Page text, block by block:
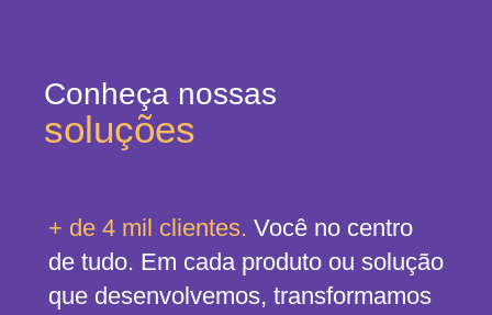
Conheça nossas
soluções
+ de 4 mil clientes. Você no centro
de tudo. Em cada produto ou solução
que desenvolvemos, transformamos